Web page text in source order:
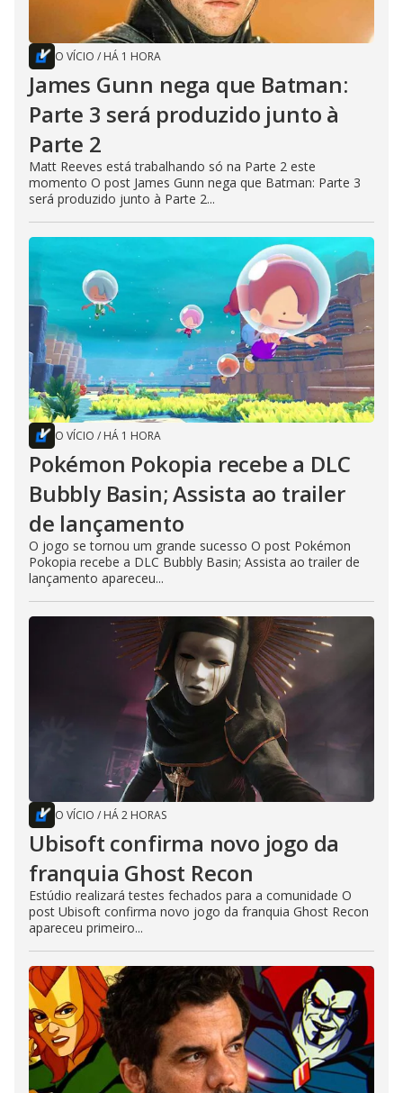
O VÍCIO / HÁ 1 HORA
James Gunn nega que Batman:
Parte 3 será produzido junto à
Parte 2
Matt Reeves está trabalhando só na Parte 2 este
momento O post James Gunn nega que Batman: Parte 3
será produzido junto à Parte 2...
O VÍCIO / HÁ 1 HORA
Pokémon Pokopia recebe a DLC
Bubbly Basin; Assista ao trailer
de lançamento
O jogo se tornou um grande sucesso O post Pokémon
Pokopia recebe a DLC Bubbly Basin; Assista ao trailer de
lançamento apareceu...
O VÍCIO / HÁ 2 HORAS
Ubisoft confirma novo jogo da
franquia Ghost Recon
Estúdio realizará testes fechados para a comunidade O
post Ubisoft confirma novo jogo da franquia Ghost Recon
apareceu primeiro...